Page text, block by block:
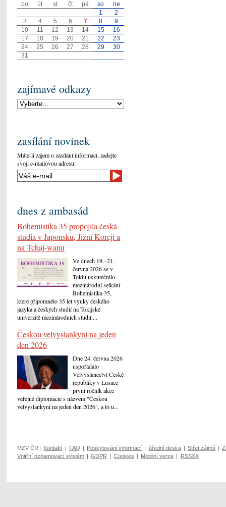
po út st čt pá so
ne
1
2
3
4 5 6 7 8
9
10
11 12 13 14 15
16
17
18 19 20 21 22
23
24
25 26 27 28 29
30
31
zajímavé odkazy
zasílání novinek
Máte-li zájem o zasílání informací, zadejte
svoji e-mailovou adresu:
dnes z ambasád
Bohemistika 35 propojila česká
studia v Japonsku, Jižní Koreji a
na Tchaj-wanu
Ve dnech 19.–21.
června 2026 se v
Tokiu uskutečnilo
mezinárodní setkání
Bohemistika 35,
které připomnělo 35 let výuky českého
jazyka a českých studií na Tokijské
univerzitě mezinárodních studií....
Českou velvyslankyní na jeden
den 2026
Dne 24. června 2026
uspořádalo
Velvyslanectví České
republiky v Lusace
první ročník akce
veřejné diplomacie s názvem "Českou
velvyslankyní na jeden den 2026", a to u...
MZV ČR | Kontakt | FAQ | Poskytování informací | úřední deska | Střet zájmů |
Vnitřní oznamovací systém | GDPR | Cookies | Mobilní verze | RSSXX